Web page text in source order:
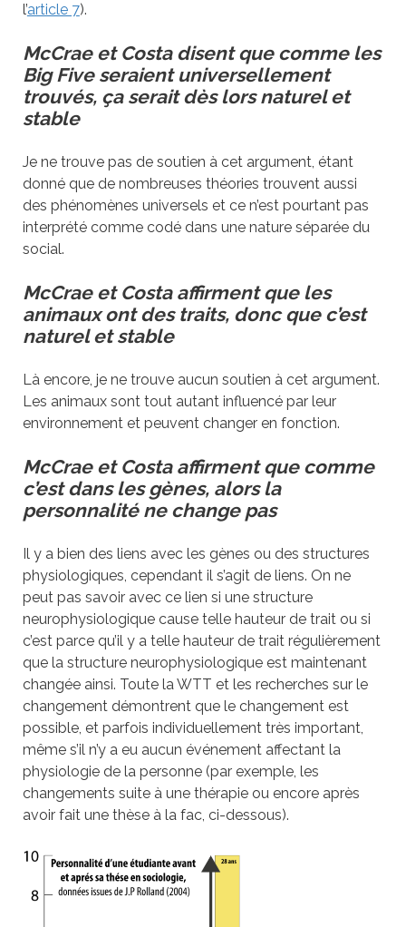
l’article 7).
McCrae et Costa disent que comme les
Big Five seraient universellement
trouvés, ça serait dès lors naturel et
stable
Je ne trouve pas de soutien à cet argument, étant
donné que de nombreuses théories trouvent aussi
des phénomènes universels et ce n’est pourtant pas
interprété comme codé dans une nature séparée du
social.
McCrae et Costa affirment que les
animaux ont des traits, donc que c’est
naturel et stable
Là encore, je ne trouve aucun soutien à cet argument.
Les animaux sont tout autant influencé par leur
environnement et peuvent changer en fonction.
McCrae et Costa affirment que comme
c’est dans les gènes, alors la
personnalité ne change pas
Il y a bien des liens avec les gènes ou des structures
physiologiques, cependant il s’agit de liens. On ne
peut pas savoir avec ce lien si une structure
neurophysiologique cause telle hauteur de trait ou si
c’est parce qu’il y a telle hauteur de trait régulièrement
que la structure neurophysiologique est maintenant
changée ainsi. Toute la WTT et les recherches sur le
changement démontrent que le changement est
possible, et parfois individuellement très important,
même s’il n’y a eu aucun événement affectant la
physiologie de la personne (par exemple, les
changements suite à une thérapie ou encore après
avoir fait une thèse à la fac, ci-dessous).